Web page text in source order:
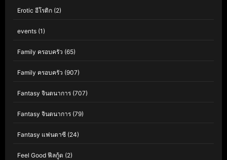
Erotic อีโรติก (2)
events (1)
Family ครอบครัว (65)
Family ครอบครัว (907)
Fantasy จินตนาการ (707)
Fantasy จินตนาการ (79)
Fantasy แฟนตาซี (24)
Feel Good ฟีลกู้ด (2)